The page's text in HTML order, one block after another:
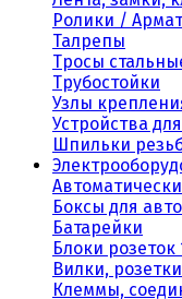
Ролики /
Талрепы
Тросы
Трубостойки
Узлы
Устройства
Шпильки
Боксы для
Батарейки
Блоки розеток
Вилки, розетки
Клеммы,